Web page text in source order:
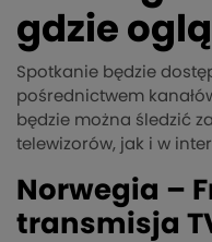
gdzie
Spotkanie będzie
pośrednictwem
będzie można śledzić
telewizorów, jak i w
Norwegia –
transmisja